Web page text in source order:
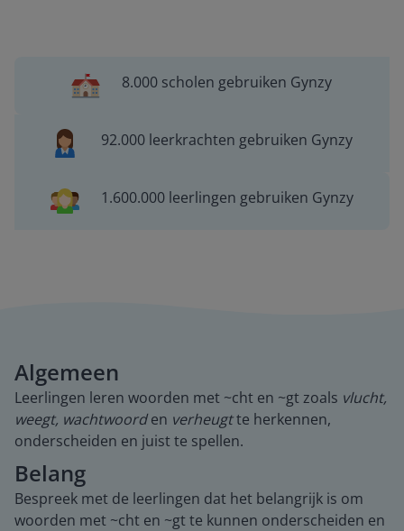
8.000 scholen gebruiken Gynzy
92.000 leerkrachten gebruiken Gynzy
1.600.000 leerlingen gebruiken Gynzy
Algemeen
Leerlingen leren woorden met ~cht en ~gt zoals vlucht,
weegt, wachtwoorden verheugtte herkennen,
onderscheiden en juist te spellen.
Belang
Bespreek met de leerlingen dat het belangrijk is om
woorden met ~cht en ~gt te kunnen onderscheiden en